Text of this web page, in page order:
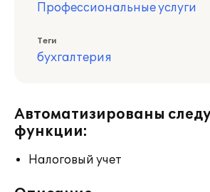
Профессиональные услуги
Теги
бухгалтерия
Автоматизированы
функции:
Налоговый учет